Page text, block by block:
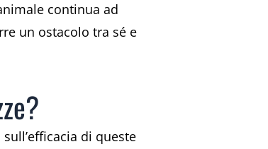
continua ad
un ostacolo tra sé e
di queste